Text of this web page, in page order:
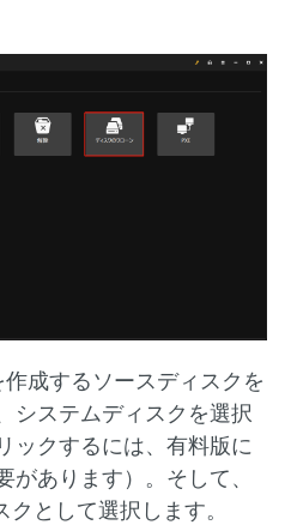
成するソースディスクを
システムディスクを選択
ックするには、有料版に
があります）。そして、
として選択します。